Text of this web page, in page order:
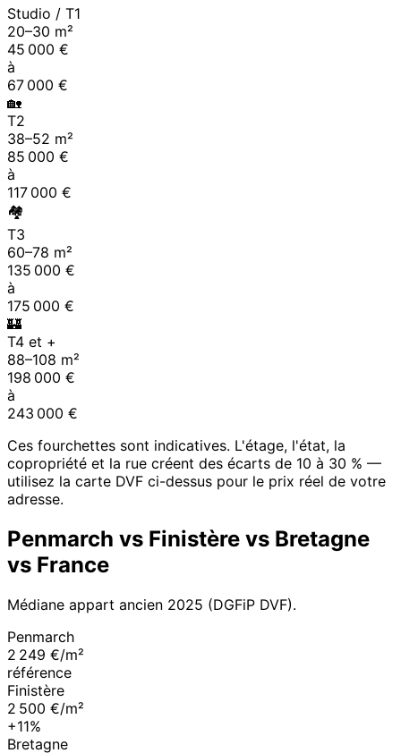
Studio / T1
20–30 m²
45 000 €
à
67 000 €
🏡
T2
38–52 m²
85 000 €
à
117 000 €
🏘
T3
60–78 m²
135 000 €
à
175 000 €
🏰
T4 et +
88–108 m²
198 000 €
à
243 000 €
Ces fourchettes sont indicatives. L'étage, l'état, la
copropriété et la rue créent des écarts de 10 à 30 % —
utilisez la carte DVF ci-dessus pour le prix réel de votre
adresse.
Penmarch vs Finistère vs Bretagne
vs France
Médiane appart ancien 2025 (DGFiP DVF).
Penmarch
2 249 €/m²
référence
Finistère
2 500 €/m²
+11%
Bretagne